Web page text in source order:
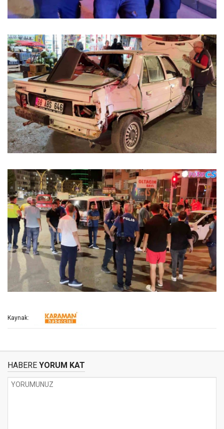
Kaynak:
HABERE YORUM KAT